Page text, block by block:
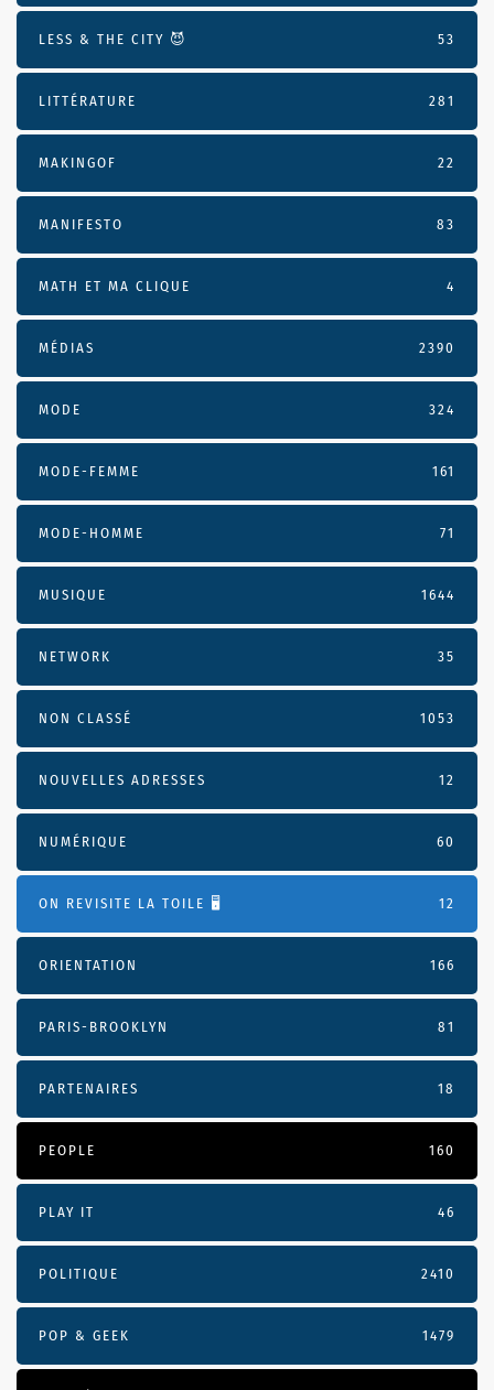
LESS & THE CITY 😈 53
LITTÉRATURE 281
MAKINGOF 22
MANIFESTO 83
MATH ET MA CLIQUE 4
MÉDIAS 2390
MODE 324
MODE-FEMME 161
MODE-HOMME 71
MUSIQUE 1644
NETWORK 35
NON CLASSÉ 1053
NOUVELLES ADRESSES 12
NUMÉRIQUE 60
ON REVISITE LA TOILE 🖥️ 12
ORIENTATION 166
PARIS-BROOKLYN 81
PARTENAIRES 18
PEOPLE 160
PLAY IT 46
POLITIQUE 2410
POP & GEEK 1479